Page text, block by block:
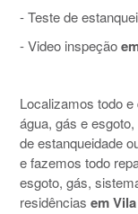
- Teste de
- Video inspeção
Localizamos todo
água, gás e
de estanqueidade
e fazemos todo
esgoto, gás,
residências em